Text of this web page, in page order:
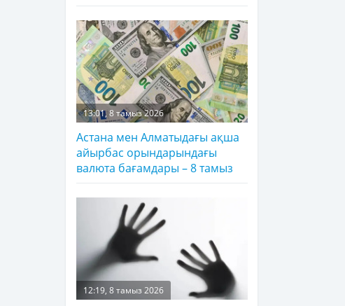
13:01, 8 тамыз 2026
Астана мен Алматыдағы ақша
айырбас орындарындағы
валюта бағамдары – 8 тамыз
12:19, 8 тамыз 2026